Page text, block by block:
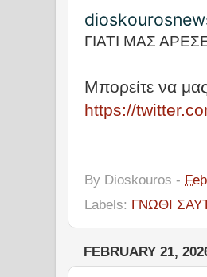
ΓΙΑΤΙ ΜΑΣ
Μπορείτε να
https://
By Dioskouros -
Labels: ΓΝΩΘΙ
FEBRUARY 21,